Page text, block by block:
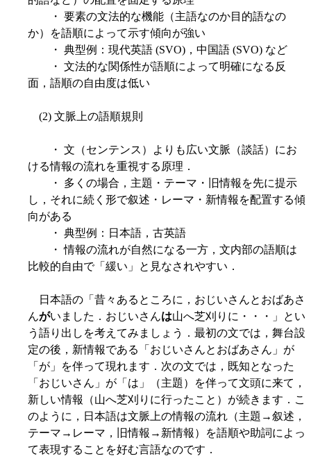
・ 要素の文法的な機能（主語なのか目的語なの
か）を語順によって示す傾向が強い
・ 典型例：現代英語 (SVO)，中国語 (SVO) など
・ 文法的な関係性が語順によって明確になる反
面，語順の自由度は低い
(2) 文脈上の語順規則
・ 文（センテンス）よりも広い文脈（談話）にお
ける情報の流れを重視する原理．
・ 多くの場合，主題・テーマ・旧情報を先に提示
し，それに続く形で叙述・レーマ・新情報を配置する傾
向がある
・ 典型例：日本語，古英語
・ 情報の流れが自然になる一方，文内部の語順は
比較的自由で「緩い」と見なされやすい．
日本語の「昔々あるところに，おじいさんとおばあさ
んがいました．おじいさんは山へ芝刈りに・・・」とい
う語り出しを考えてみましょう．最初の文では，舞台設
定の後，新情報である「おじいさんとおばあさん」が
「が」を伴って現れます．次の文では，既知となった
「おじいさん」が「は」（主題）を伴って文頭に来て，
新しい情報（山へ芝刈りに行ったこと）が続きます．こ
のように，日本語は文脈上の情報の流れ（主題→叙述，
テーマ→レーマ，旧情報→新情報）を語順や助詞によっ
て表現することを好む言語なのです．